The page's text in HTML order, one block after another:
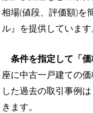
相場(値段、評価額)を
ル』を提供しています
条件を指定して「
座に中古一戸建ての
した過去の取引事例は
きます。